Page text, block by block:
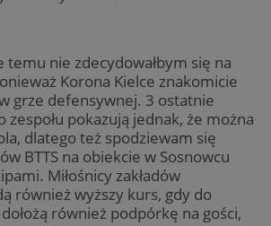
temu nie zdecydowałbym się na
Korona Kielce znakomicie
grze defensywnej. 3 ostatnie
zespołu pokazują jednak, że można
dlatego też spodziewam się
BTTS na obiekcie w Sosnowcu
Miłośnicy zakładów
również wyższy kurs, gdy do
również podpórkę na gości,